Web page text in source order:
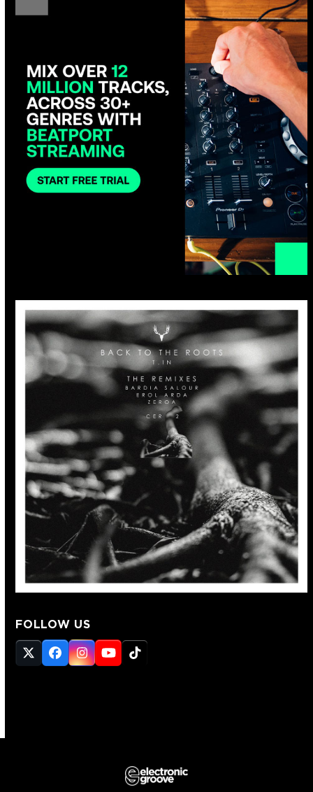
FOLLOW US
Twitter
(deprecated)
Facebook
Instagram
YouTube
Tiktok